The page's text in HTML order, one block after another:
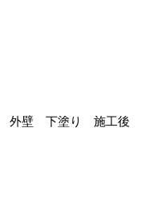
外壁 下塗り 施工後